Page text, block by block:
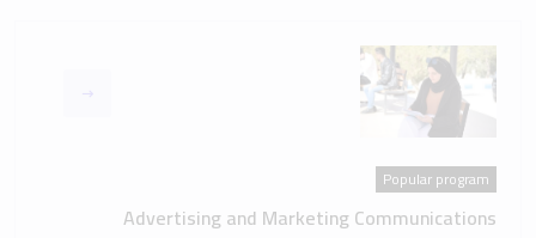
Popular program
Advertising and Marketing Communications